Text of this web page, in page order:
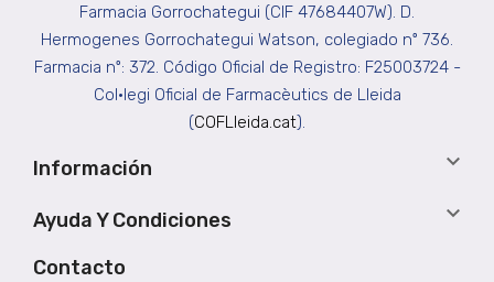
Farmacia Gorrochategui (CIF 47684407W). D.
Hermogenes Gorrochategui Watson, colegiado nº 736.
Farmacia nº: 372. Código Oficial de Registro: F25003724 -
Col•legi Oficial de Farmacèutics de Lleida
(COFLleida.cat).
Información 
Ayuda Y Condiciones 
Contacto